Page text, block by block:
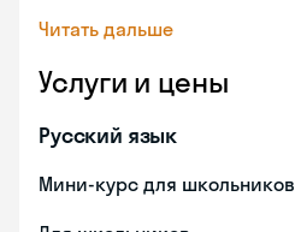
Читать дальше
Услуги и цены
Русский язык
Мини-курс для школьников